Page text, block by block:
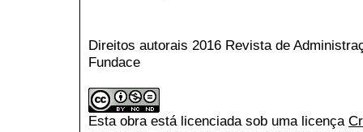
Direitos autorais 2016 Revista de
Fundace
Esta obra está licenciada sob uma licença